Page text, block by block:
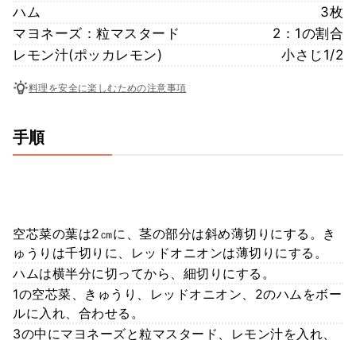
ハム
3枚
マヨネーズ：粒マスタード
2：1の割合
レモン汁(ポッカレモン)
小さじ1/2
料理を安全に楽しむための注意事項
手順
空芯菜の葉は2㎝に、茎の部分は斜め薄切りにする。き
ゅうりは千切りに、レッドオニオンは薄切りにする。
ハムは横半分に切ってから、細切りにする。
1の空芯菜、きゅうり、レッドオニオン、2のハムをボー
ルに入れ、合わせる。
3の中にマヨネーズと粒マスタード、レモン汁を入れ、